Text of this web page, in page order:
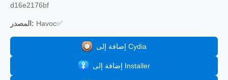
d16e2176bf
المصدر: Havoc✅
إضافة إلى Cydia
إضافة إلى Installer